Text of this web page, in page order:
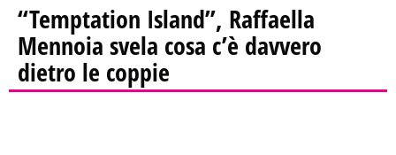
“Temptation Island”, Raffaella
Mennoia svela cosa c’è davvero
dietro le coppie